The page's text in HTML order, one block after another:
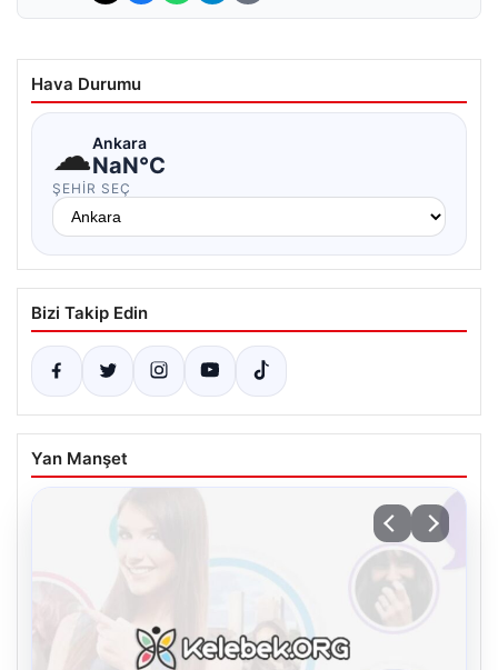
Hava Durumu
☁Ankara
NaN°C
ŞEHIR SEÇ
Bizi Takip Edin
Yan Manşet